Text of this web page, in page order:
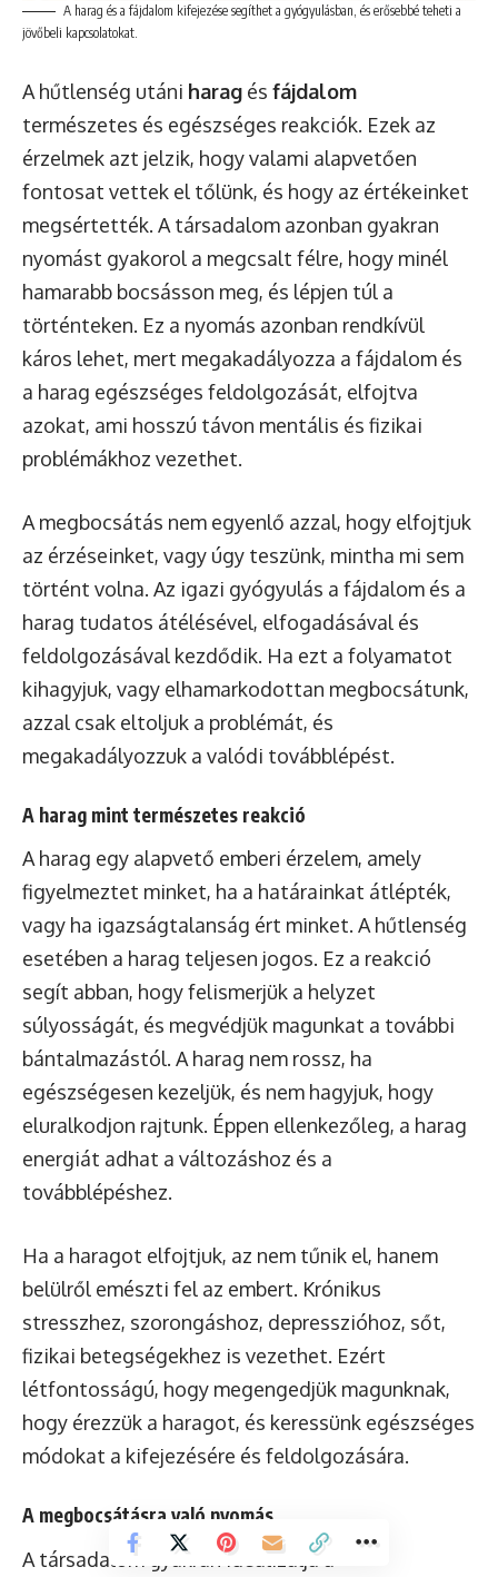
A harag és a fájdalom kifejezése segíthet a gyógyulásban, és erősebbé teheti a
jövőbeli kapcsolatokat.
A hűtlenség utáni harag és fájdalom
természetes és egészséges reakciók. Ezek az
érzelmek azt jelzik, hogy valami alapvetően
fontosat vettek el tőlünk, és hogy az értékeinket
megsértették. A társadalom azonban gyakran
nyomást gyakorol a megcsalt félre, hogy minél
hamarabb bocsásson meg, és lépjen túl a
történteken. Ez a nyomás azonban rendkívül
káros lehet, mert megakadályozza a fájdalom és
a harag egészséges feldolgozását, elfojtva
azokat, ami hosszú távon mentális és fizikai
problémákhoz vezethet.
A megbocsátás nem egyenlő azzal, hogy elfojtjuk
az érzéseinket, vagy úgy teszünk, mintha mi sem
történt volna. Az igazi gyógyulás a fájdalom és a
harag tudatos átélésével, elfogadásával és
feldolgozásával kezdődik. Ha ezt a folyamatot
kihagyjuk, vagy elhamarkodottan megbocsátunk,
azzal csak eltoljuk a problémát, és
megakadályozzuk a valódi továbblépést.
A harag mint természetes reakció
A harag egy alapvető emberi érzelem, amely
figyelmeztet minket, ha a határainkat átlépték,
vagy ha igazságtalanság ért minket. A hűtlenség
esetében a harag teljesen jogos. Ez a reakció
segít abban, hogy felismerjük a helyzet
súlyosságát, és megvédjük magunkat a további
bántalmazástól. A harag nem rossz, ha
egészségesen kezeljük, és nem hagyjuk, hogy
eluralkodjon rajtunk. Éppen ellenkezőleg, a harag
energiát adhat a változáshoz és a
továbblépéshez.
Ha a haragot elfojtjuk, az nem tűnik el, hanem
belülről emészti fel az embert. Krónikus
stresszhez, szorongáshoz, depresszióhoz, sőt,
fizikai betegségekhez is vezethet. Ezért
létfontosságú, hogy megengedjük magunknak,
hogy érezzük a haragot, és keressünk egészséges
módokat a kifejezésére és feldolgozására.
A megbocsátásra való nyomás
A társadalom gyakran idealizálja a